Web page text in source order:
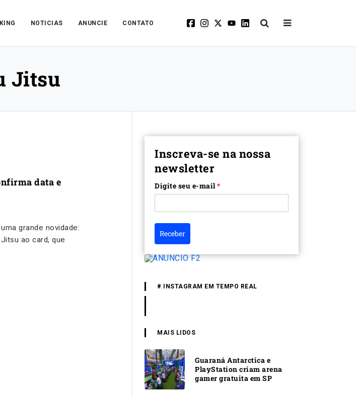
NOTICIAS ANUNCIE CONTATO
Jitsu
data e
grande novidade:
ao card, que
Inscreva-se na nossa
newsletter
Digite seu e-mail*
Receber
# INSTAGRAM EM TEMPO REAL
MAIS LIDOS
Guaraná Antarctica e
PlayStation criam arena
gamer gratuita em SP